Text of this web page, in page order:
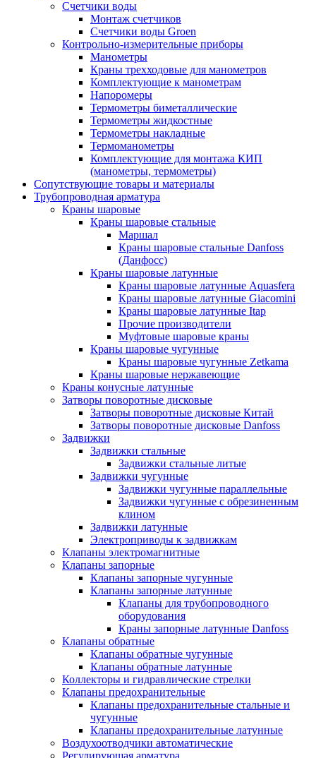
Счетчики воды
Монтаж счетчиков
Счетчики воды Groen
Контрольно-измерительные приборы
Манометры
Краны трехходовые для манометров
Комплектующие к манометрам
Напоромеры
Термометры биметаллические
Термометры жидкостные
Термометры накладные
Термоманометры
Комплектующие для монтажа КИП
(манометры, термометры)
Сопутствующие товары и материалы
Трубопроводная арматура
Краны шаровые
Краны шаровые стальные
Маршал
Краны шаровые стальные Danfoss
(Данфосс)
Краны шаровые латунные
Краны шаровые латунные Aquasfera
Краны шаровые латунные Giacomini
Краны шаровые латунные Itap
Прочие производители
Муфтовые шаровые краны
Краны шаровые чугунные
Краны шаровые чугунные Zetkama
Краны шаровые нержавеющие
Краны конусные латунные
Затворы поворотные дисковые
Затворы поворотные дисковые Китай
Затворы поворотные дисковые Danfoss
Задвижки
Задвижки стальные
Задвижки стальные литые
Задвижки чугунные
Задвижки чугунные параллельные
Задвижки чугунные с обрезиненным
клином
Задвижки латунные
Электроприводы к задвижкам
Клапаны электромагнитные
Клапаны запорные
Клапаны запорные чугунные
Клапаны запорные латунные
Клапаны для трубопроводного
оборудования
Краны запорные латунные Danfoss
Клапаны обратные
Клапаны обратные чугунные
Клапаны обратные латунные
Коллекторы и гидравлические стрелки
Клапаны предохранительные
Клапаны предохранительные стальные и
чугунные
Клапаны предохранительные латунные
Воздухоотводчики автоматические
Регулирующая арматура